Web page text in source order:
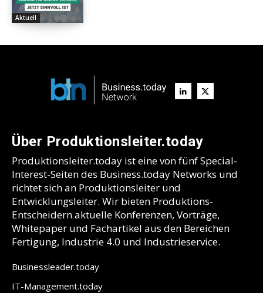
Aktuell
Über Produktionsleiter.today
Produktionsleiter.today ist eine von fünf Special-
Interest-Seiten des Business.today Networks und
richtet sich an Produktionsleiter und
Entwicklungsleiter. Wir bieten Produktions-
Entscheidern aktuelle Konferenzen, Vorträge,
Whitepaper und Fachartikel aus den Bereichen
Fertigung, Industrie 4.0 und Industrieservice.
Businessleader.today
IT-Management.today